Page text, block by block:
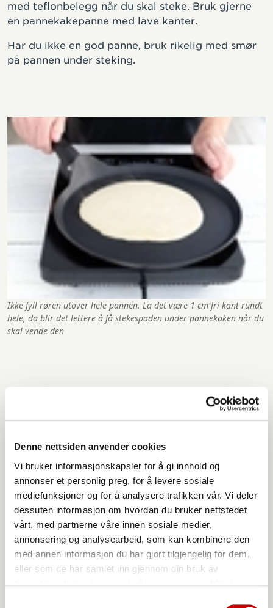
Denne nettsiden anvender cookies
Vi bruker informasjonskapsler for å gi innhold og
annonser et personlig preg, for å levere sosiale
mediefunksjoner og for å analysere trafikken vår. Vi deler
dessuten informasjon om hvordan du bruker nettstedet
vårt, med partnerne våre innen sosiale medier,
annonsering og analysearbeid, som kan kombinere den
med annen informasjon du har gjort tilgjengelig for dem,
eller som de har samlet inn gjennom din bruk av
med teflonbelegg når du skal steke. Bruk gjerne
en pannekakepanne med lave kanter.
Har du ikke en god panne, bruk rikelig med smør
på pannen under steking.
Ikke fyll røren utover hele pannen. La det være 1 cm fri kant rundt
hele, da blir det lettere å få stekespaden under pannekaken når du
skal vende den